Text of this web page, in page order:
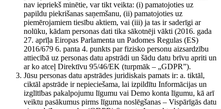
nav iepriekš minētie, var tikt veikta: (i) pamatojoties uz
papildu piekrišanas saņemšanu, (ii) pamatojoties uz
piemērojamiem tiesību aktiem, vai (iii) ja tas ir saderīgi ar
nolūku, kādam personas dati tika sākotnēji vākti (2016. gada
27. aprīļa Eiropas Parlamenta un Padomes Regulas (ES)
2016/679 6. panta 4. punkts par fizisko personu aizsardzību
attiecībā uz personas datu apstrādi un šādu datu brīvu apriti un
ar ko atceļ Direktīvu 95/46/EK (turpmāk – „GDPR”).
Jūsu personas datu apstrādes juridiskais pamats ir: a. tiktāl,
ciktāl apstrāde ir nepieciešama, lai izpildītu Informācijas un
izglītības pakalpojumu līgumu vai Demo konta līgumu, kā arī
veiktu pasākumus pirms līguma noslēgšanas – Vispārīgās datu